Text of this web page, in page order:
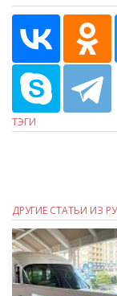
ТЭГИ
ДРУГИЕ СТАТЬИ ИЗ